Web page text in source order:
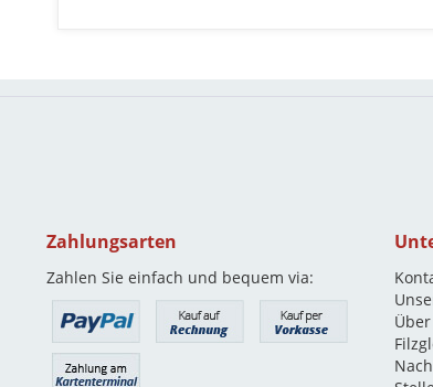
Zahlungsarten
Zahlen Sie einfach und bequem via: